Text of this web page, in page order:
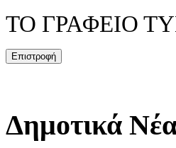
ΤΟ ΓΡΑΦΕΙΟ
Δημοτικά